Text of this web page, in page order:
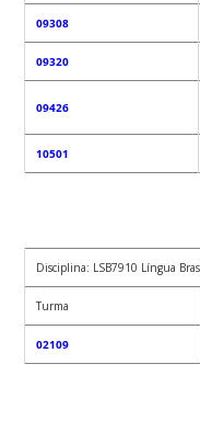
09308
09320
09426
10501
Disciplina: LSB7910 Língua
Turma
02109